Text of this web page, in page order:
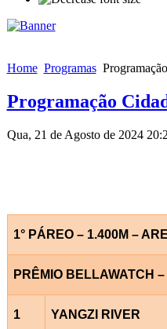
Home Programas
Programação
Qua, 21 de Agosto de 2024
1° PÁREO – 1.400M –
PRÊMIO BELLAWATCH
1 YANGZI RIVER